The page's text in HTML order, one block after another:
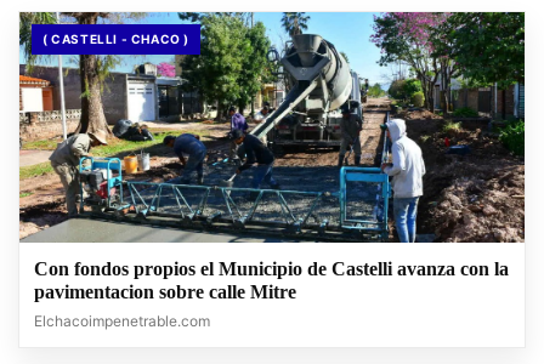
( CASTELLI - CHACO )
Con fondos propios el Municipio de Castelli avanza con la
pavimentacion sobre calle Mitre
Elchacoimpenetrable.com